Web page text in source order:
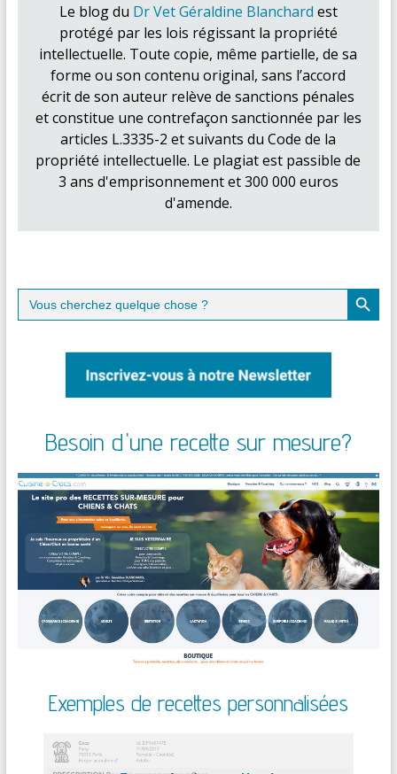
Le blog du Dr Vet Géraldine Blanchard est
protégé par les lois régissant la propriété
intellectuelle. Toute copie, même partielle, de sa
forme ou son contenu original, sans l’accord
écrit de son auteur relève de sanctions pénales
et constitue une contrefaçon sanctionnée par les
articles L.3335-2 et suivants du Code de la
propriété intellectuelle. Le plagiat est passible de
3 ans d'emprisonnement et 300 000 euros
d'amende.
Search
for:
Search Button
Besoin d'une recette sur mesure?
Exemples de recettes personnalisées